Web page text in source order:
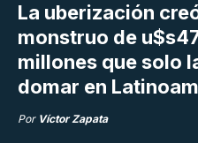
La uberización
monstruo de
millones que solo
domar en
Por Víctor Zapata